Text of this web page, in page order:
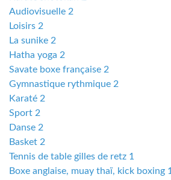
Audiovisuelle 2
Loisirs 2
La sunike 2
Hatha yoga 2
Savate boxe française 2
Gymnastique rythmique 2
Karaté 2
Sport 2
Danse 2
Basket 2
Tennis de table gilles de retz 1
Boxe anglaise, muay thaï, kick boxing 1